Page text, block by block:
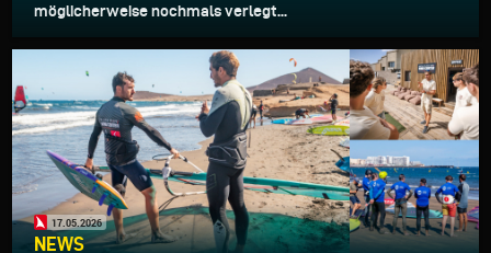
möglicherweise nochmals verlegt...
17.05.2026
NEWS